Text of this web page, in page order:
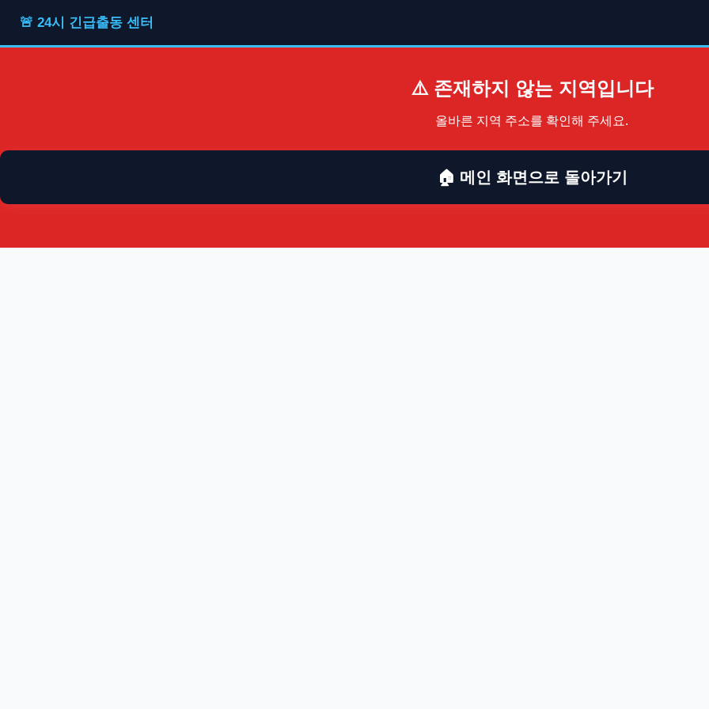
🚨 24시 긴급출동 센터
⚠️ 존재하지 않는 지역입니다
올바른 지역 주소를 확인해 주세요.
🏠 메인 화면으로 돌아가기